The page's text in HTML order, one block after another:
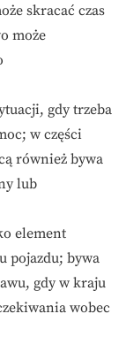
skracać czas
może
gdy trzeba
w części
również bywa
lub
element
pojazdu; bywa
gdy w kraju
wobec